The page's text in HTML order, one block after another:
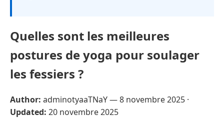
Quelles sont les meilleures
postures de yoga pour soulager
les fessiers ?
Author: adminotyaaTNaY —8 novembre 2025 ·
Updated: 20 novembre 2025